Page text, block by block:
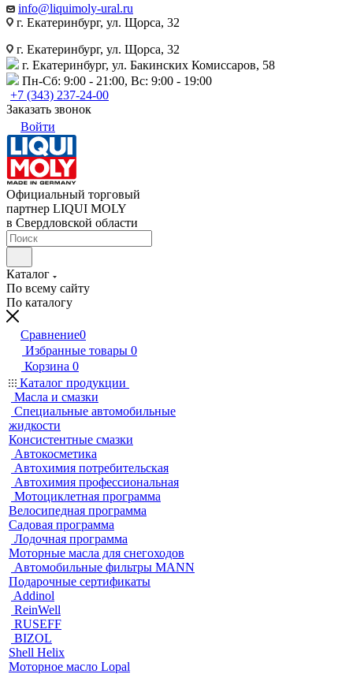
info@liquimoly-ural.ru
г. Екатеринбург, ул. Щорса, 32
г. Екатеринбург, ул. Щорса, 32
г. Екатеринбург, ул. Бакинских Комиссаров, 58
Пн-Сб: 9:00 - 21:00, Вс: 9:00 - 19:00
+7 (343) 237-24-00
Заказать звонок
Войти
Официальный торговый
партнер LIQUI MOLY
в Свердловской области
Каталог
По всему сайту
По каталогу
Сравнение0
Избранные товары 0
Корзина 0
Каталог продукции
Масла и смазки
Специальные автомобильные
жидкости
Консистентные смазки
Автокосметика
Автохимия потребительская
Автохимия профессиональная
Мотоциклетная программа
Велосипедная программа
Садовая программа
Лодочная программа
Моторные масла для снегоходов
Автомобильные фильтры MANN
Подарочные сертификаты
Addinol
ReinWell
RUSEFF
BIZOL
Shell Helix
Моторное масло Lopal